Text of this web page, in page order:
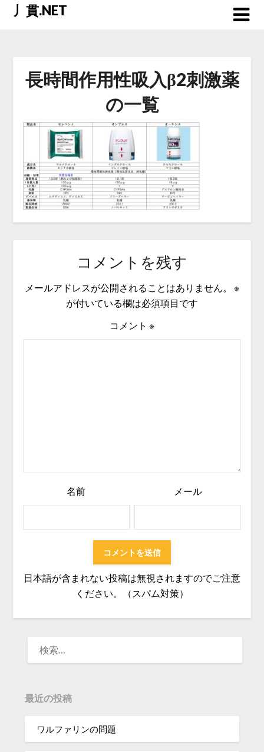
Skip丿貫.NET
長時間作用性吸入β2刺激薬
の一覧
コメントを残す
メールアドレスが公開されることはありません。
※
が付いている欄は必須項目です
コメント ※
名前 メール
日本語が含まれない投稿は無視されますのでご注意
ください。（スパム対策）
最近の投稿
ワルファリンの問題